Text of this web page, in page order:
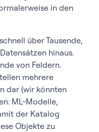
in den
über Tausende,
hinaus.
von Feldern.
mehrere
dar (wir könnten
ML-Modelle,
der Katalog
Objekte zu